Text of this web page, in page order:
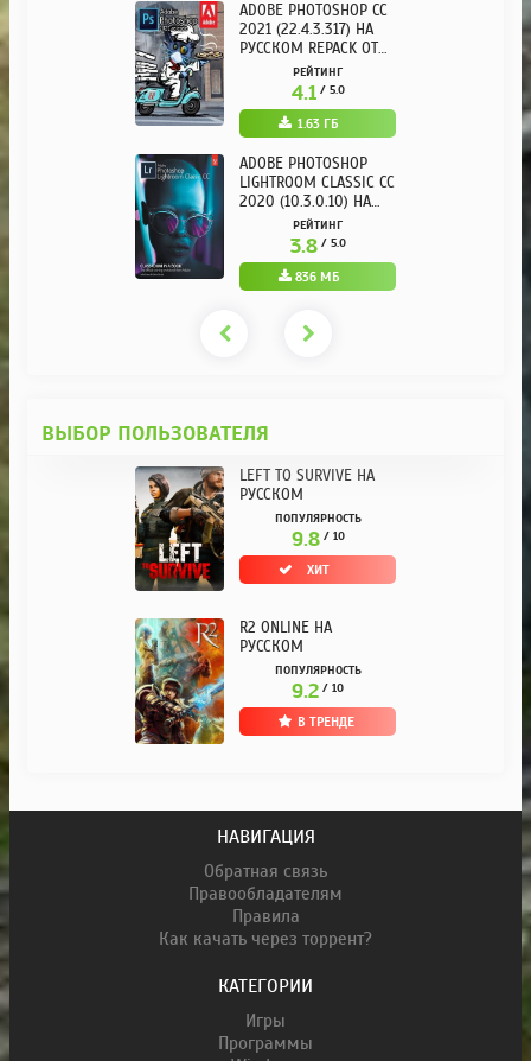
ADOBE PHOTOSHOP CC
2021 (22.4.3.317) НА
РУССКОМ REPACK ОТ
KPOJIUKРЕЙТИНГ
4.1 / 5.0
1.63 ГБ
ADOBE PHOTOSHOP
LIGHTROOM CLASSIC CC
2020 (10.3.0.10) НА
РУССКОМ REPACK ОТ
KPOJIUK
РЕЙТИНГ
3.8 / 5.0
836 МБ
ВЫБОР ПОЛЬЗОВАТЕЛЯ
LEFT TO SURVIVE НА
РУССКОМ
ПОПУЛЯРНОСТЬ
9.8 / 10
ХИТ
R2 ONLINE НА
РУССКОМ
ПОПУЛЯРНОСТЬ
9.2 / 10
В ТРЕНДЕ
НАВИГАЦИЯ
Обратная связь
Правообладателям
Правила
Как качать через торрент?
КАТЕГОРИИ
Игры
Программы